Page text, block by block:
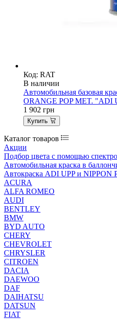
Код: RAT
В наличии
Автомобильная базовая
ORANGE POP MET. "ADI
1 902 грн
Купить
Каталог товаров
Акции
Подбор цвета с помощью
Автомобильная краска в
Автокраска ADI UPP и NIPPON
ACURA
ALFA ROMEO
AUDI
BENTLEY
BMW
BYD AUTO
CHERY
CHEVROLET
CHRYSLER
CITROEN
DACIA
DAEWOO
DAF
DAIHATSU
DATSUN
FIAT